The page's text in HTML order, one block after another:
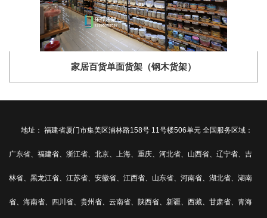
家居百货单面货架（钢木货架）
地址： 福建省厦门市集美区浦林路158号 11号楼506单元 全国服务区域：
广东省、福建省、浙江省、北京、上海、重庆、河北省、山西省、辽宁省、吉
林省、黑龙江省、江苏省、安徽省、江西省、山东省、河南省、湖北省、湖南
省、海南省、四川省、贵州省、云南省、陕西省、新疆、西藏、甘肃省、青海